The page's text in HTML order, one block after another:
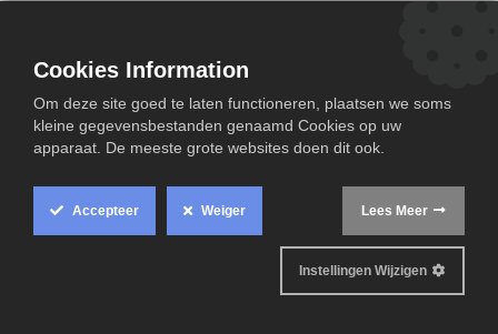
doseersysteem
Multidos-M
• Doseersysteem voor diverse producten
• Universeel inzetbaar: corrosieremming,
• Doseringshoeveelheid: 6 liter/uur (gemiddelde waarde
– afhankelijk van watersamenstelling, doseermiddel en
Cookies Information
Om deze site goed te laten functioneren, plaatsen we soms
kleine gegevensbestanden genaamd Cookies op uw
apparaat. De meeste grote websites doen dit ook.
Accepteer Weiger Lees Meer
Instellingen Wijzigen